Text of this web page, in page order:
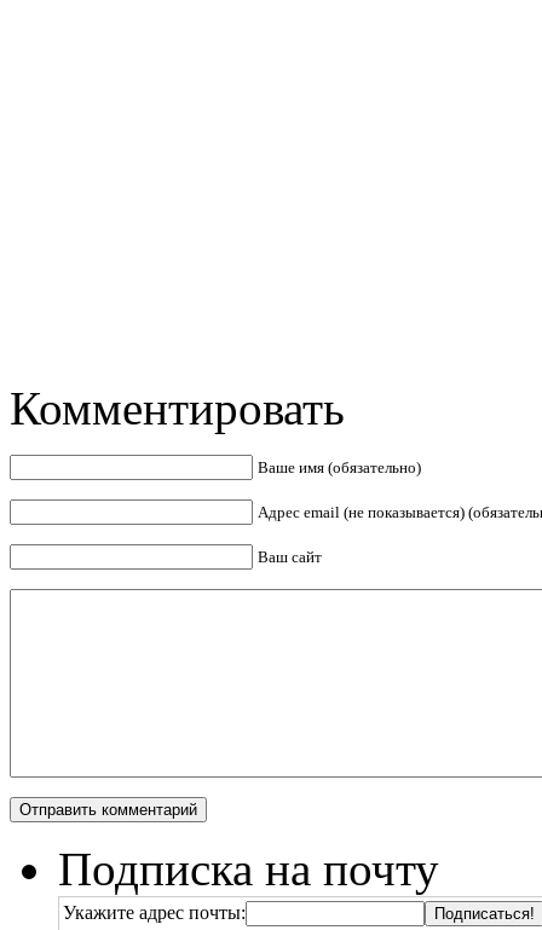
Комментировать
Ваше имя (обязательно)
Адрес email (не показывается)
Ваш сайт
Подписка на почту
Укажите адрес почты: